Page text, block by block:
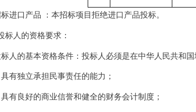
进口产品 ：本招标项目拒绝进口产品投标。
标人的资格要求：
标人的基本资格条件：投标人必须是在中华人民共和
具有独立承担民事责任的能力；
具有良好的商业信誉和健全的财务会计制度；